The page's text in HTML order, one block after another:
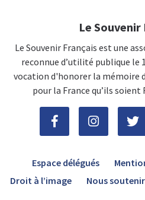
Le Souvenir
Le Souvenir Français est une
reconnue d’utilité publique le
vocation d'honorer la mémoire
pour la France qu’ils
Espace délégués
Droit à l’image
Nous soutenir